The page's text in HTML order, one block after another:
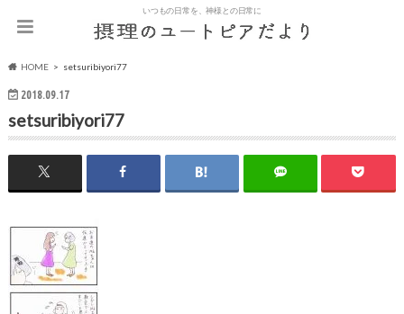
いつもの日常を、神様との日常に
HOME setsuribiyori77
2018.09.17
setsuribiyori77